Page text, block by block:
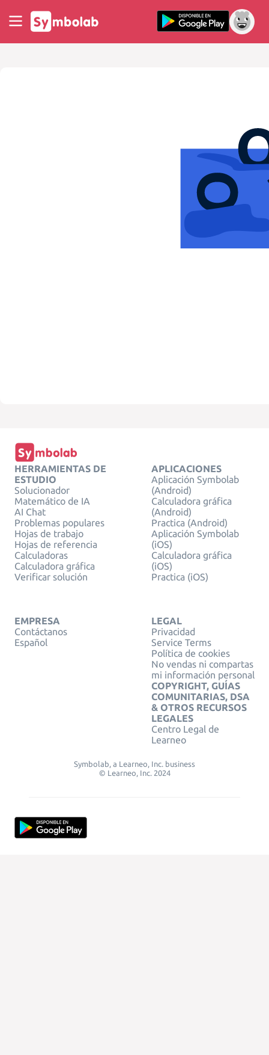
HERRAMIENTAS DE
ESTUDIO
Solucionador
Matemático de IA
AI Chat
Problemas populares
Hojas de trabajo
Hojas de referencia
Calculadoras
Calculadora gráfica
Verificar solución
APLICACIONES
Aplicación Symbolab
(Android)
Calculadora gráfica
(Android)
Practica (Android)
Aplicación Symbolab
(iOS)
Calculadora gráfica
(iOS)
Practica (iOS)
EMPRESA
Contáctanos
Español
LEGAL
Privacidad
Service Terms
Política de cookies
No vendas ni compartas
mi información personal
COPYRIGHT, GUÍAS
COMUNITARIAS, DSA
& OTROS RECURSOS
LEGALES
Centro Legal de
Learneo
Symbolab, a Learneo, Inc. business
© Learneo, Inc. 2024